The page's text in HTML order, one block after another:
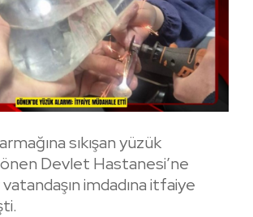
sıkışan yüzük
Devlet Hastanesi’ne
imdadına itfaiye